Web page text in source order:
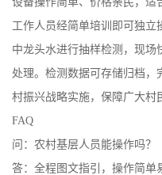
工作人员经简单培训即可独立
中龙头水进行抽样检测，现场
处理。检测数据可存储归档，
村振兴战略实施，保障广大村
FAQ
问：农村基层人员能操作吗？
答：全程图文指引，操作简单